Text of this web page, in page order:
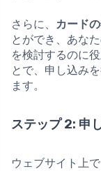
さらに、 カード
とができ、あな
を検討するのに
とで、申し込み
ます。
ステップ 2: 申
ウェブサイト上